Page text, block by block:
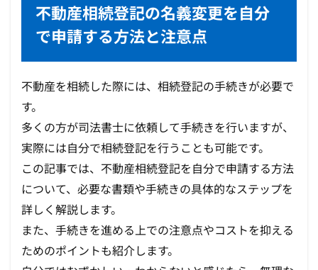
不動産相続登記の名義変更を自分
で申請する方法と注意点
不動産を相続した際には、相続登記の手続きが必要で
す。
多くの方が司法書士に依頼して手続きを行いますが、
実際には自分で相続登記を行うことも可能です。
この記事では、不動産相続登記を自分で申請する方法
について、必要な書類や手続きの具体的なステップを
詳しく解説します。
また、手続きを進める上での注意点やコストを抑える
ためのポイントも紹介します。